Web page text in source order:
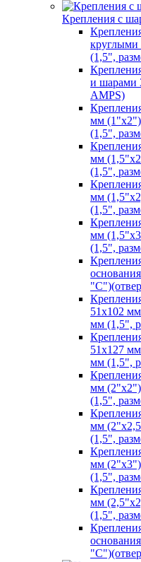
Крепления с
(1,5",
и шарами
AMPS)
мм
(1,5",
мм
(1,5",
мм
(1,5",
мм
(1,5",
51х102
мм (1,5",
51х127
мм (1,5",
мм
(1,5",
мм
(1,5",
мм
(1,5",
мм
(1,5",